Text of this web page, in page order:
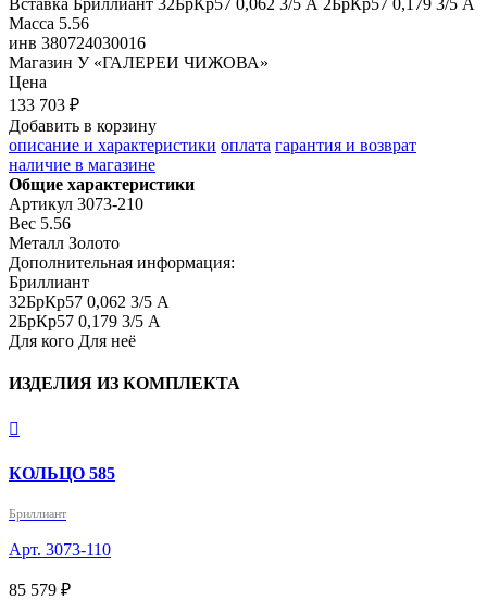
Масса 5.56
инв 380724030016
Магазин У «ГАЛЕРЕИ ЧИЖОВА»
Цена
133 703 ₽
Добавить в корзину
описание и характеристики оплата гарантия и возврат
наличие в магазине
Общие характеристики
Артикул 3073-210
Вес 5.56
Металл Золото
Дополнительная информация:
Бриллиант
32БрКр57 0,062 3/5 А
2БрКр57 0,179 3/5 А
Для кого Для неё
ИЗДЕЛИЯ ИЗ КОМПЛЕКТА

КОЛЬЦО 585
Бриллиант
Арт. 3073-110
85 579 ₽